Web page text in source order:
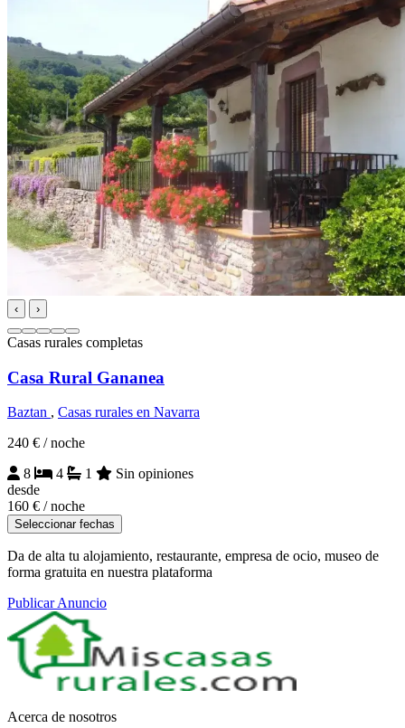
‹ ›
Casas rurales completas
Casa Rural Gananea
Baztan , Casas rurales en Navarra
240 € / noche
8
4 1
Sin opiniones
desde
160 € / noche
Seleccionar fechas
Da de alta tu alojamiento, restaurante, empresa de ocio, museo de
forma gratuita en nuestra plataforma
Publicar Anuncio
Acerca de nosotros